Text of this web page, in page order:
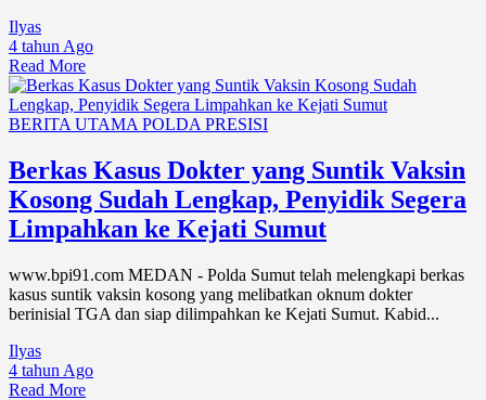
Ilyas
4 tahun Ago
Read More
BERITA UTAMA POLDA PRESISI
Berkas Kasus Dokter yang Suntik Vaksin
Kosong Sudah Lengkap, Penyidik Segera
Limpahkan ke Kejati Sumut
www.bpi91.com MEDAN - Polda Sumut telah melengkapi berkas
kasus suntik vaksin kosong yang melibatkan oknum dokter
berinisial TGA dan siap dilimpahkan ke Kejati Sumut. Kabid...
Ilyas
4 tahun Ago
Read More